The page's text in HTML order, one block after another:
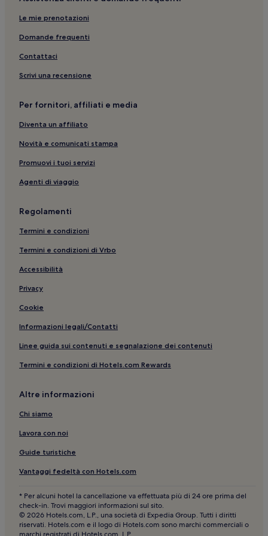
San Mauro Mare: hotel
Bordonchio: hotel
Villamarina: Hotel con piscina
Gatteo a Mare: Hotel con animali ammessi
Gatteo a Mare: Hotel per famiglie
Bellaria-Igea Marina: Hotel sulla spiaggia
Stazione di Bellaria: hotel nelle vicinanze
Parco del Gelso: hotel nelle vicinanze
Bellaria-Igea Marina: hotel a 2 stelle
Italia in Miniatura: hotel nelle vicinanze
Villamarina: hotel
Bellaria-Igea Marina: Hotel di lusso
Acquapark: hotel nelle vicinanze
Bellaria-Igea Marina: Hotel con palestra
Savignano a Mare: hotel
Bellaria-Igea Marina: Hotel con piscina
Bellaria-Igea Marina: Hotel economici
La Torre Saracena: hotel nelle vicinanze
Cervia: hotel a 4 stelle
Rimini: hotel a 2 stelle
Bellaria-Igea Marina: Inn
Bellaria-Igea Marina: Hotel con parcheggio
Museo Casa Rossa di Alfredo Panzini: hotel nelle vicinanze
Spiaggia di Gatteo Mare: hotel nelle vicinanze
Bellariva: hotel a 3 stelle
Le mie prenotazioni
Domande frequenti
Contattaci
Scrivi una recensione
Per fornitori, affiliati e media
Diventa un affiliato
Novità e comunicati stampa
Promuovi i tuoi servizi
Agenti di viaggio
Regolamenti
Termini e condizioni
Termini e condizioni di Vrbo
Accessibilità
Privacy
Cookie
Informazioni legali/Contatti
Linee guida sui contenuti e segnalazione dei contenuti
Termini e condizioni di Hotels.com Rewards
Altre informazioni
Chi siamo
Lavora con noi
Guide turistiche
Vantaggi fedeltà con Hotels.com
* Per alcuni hotel la cancellazione va effettuata più di 24 ore prima del
check-in. Trovi maggiori informazioni sul sito.
© 2026 Hotels.com, L.P., una società di Expedia Group. Tutti i diritti
riservati. Hotels.com e il logo di Hotels.com sono marchi commerciali o
marchi registrati di Hotels.com, L.P.